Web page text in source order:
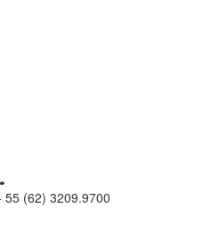
55 (62) 3209.9700